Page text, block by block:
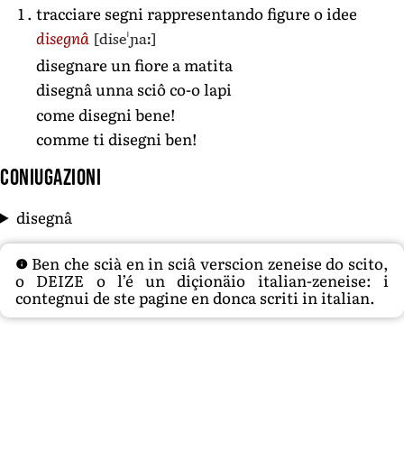
tracciare segni rappresentando figure o idee
disegnâ [diseˈɲaː]
disegnare un fiore a matita
disegnâ unna sciô co-o lapi
come disegni bene!
comme ti disegni ben!
Coniugazioni
disegnâ
Ben che scià en in sciâ verscion zeneise do scito,
o DEIZE o l’é un diçionäio italian-zeneise: i
contegnui de ste pagine en donca scriti in italian.